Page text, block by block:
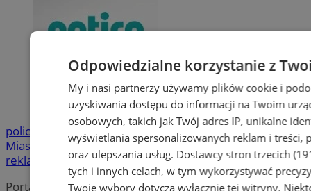
policja
Urząd
Miasta
bezpieczeństwodzieciZUSWypadek
reklama
Portal należy do sieci
Odpowiedzialne korzystanie z
My i nasi partnerzy używamy plików cookie i
uzyskiwania dostępu do informacji na Twoim
osobowych, takich jak Twój adres IP, unikalne
wyświetlania spersonalizowanych reklam i
oraz ulepszania usług. Dostawcy stron trzecich
tych i innych celach, w tym wykorzystywać
Twoje wybory dotyczą wyłącznie tej witryny.